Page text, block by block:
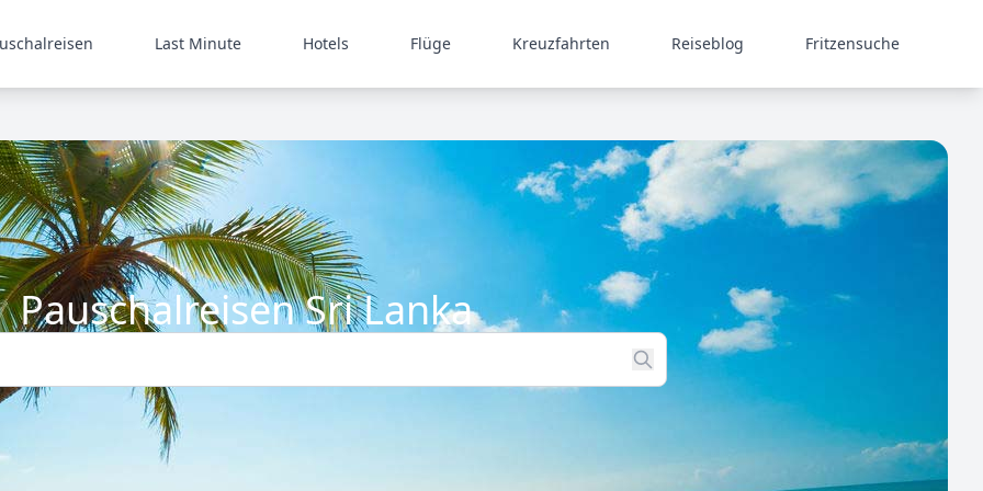
Last Minute Hotels Flüge Kreuzfahrten Reiseblog Fritzensuche
Pauschalreisen Sri Lanka